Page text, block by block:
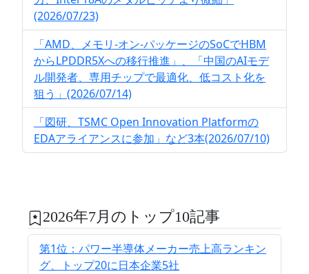
(2026/07/23)
「AMD、メモリ-オン-パッケージのSoCでHBM
からLPDDR5Xへの移行推進」、「中国のAIモデ
ル開発者、専用チップで最適化、低コスト化を
狙う」(2026/07/14)
「図研、TSMC Open Innovation Platformの
EDAアライアンスに参加」など3本(2026/07/10)
2026年7月のトップ10記事
第1位：パワー半導体メーカー売上高ランキン
グ、トップ20に日本企業5社